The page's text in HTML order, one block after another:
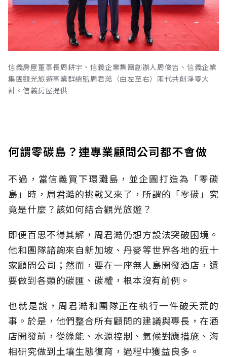
信義房屋董事長周耕宇、信義企業集團創辦人周俊吉、信義企業
集團觀光旅遊事業群總監周君澔（由左至右）兩代共創淨零大
計。信義房屋提供
何謂零碳島？連專業顧問公司都不會做
不過，當信義買下環灘島，並企圖打造為「零碳
島」時，周君澔的挑戰又來了，所謂的「零碳」究
竟是什麼？該如何結合觀光旅遊？
即便百思不得其解，周君澔仍想方設法突破困境。
他和團隊諮詢來自新加坡、丹麥等世界各地的近十
家顧問公司；然而，要在一座無人島開發酒店，還
要做到各類的碳匯、碳權，根本沒有前例。
也就是說，周君澔和團隊正在執行一件破天荒的
事。於是，他們整合所有顧問的建議與專長，在酒
店開發前，從綠能、水源控制、氣候對應措施、海
相研究做到土壤生態復育，過程中獲益良多。